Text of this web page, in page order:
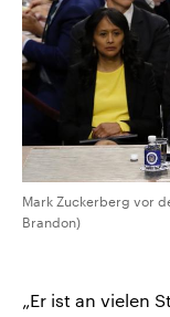
Mark Zuckerberg vor
Brandon)
„Er ist an vielen